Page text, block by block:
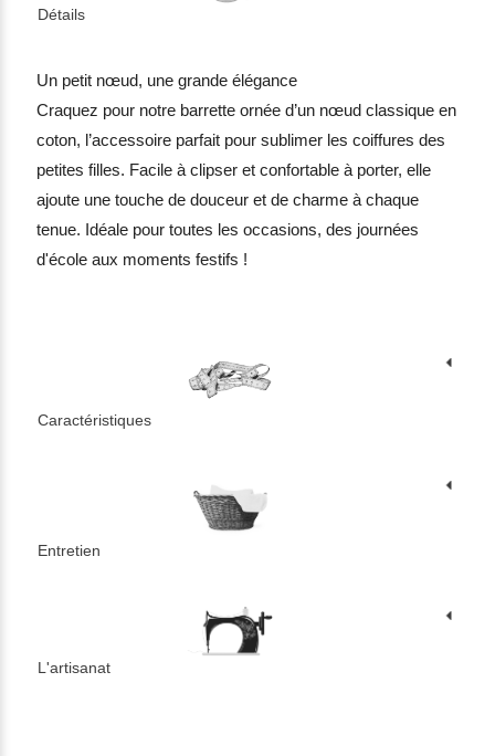
Détails
Un petit nœud, une grande élégance
Craquez pour notre barrette ornée d’un nœud classique en
coton, l’accessoire parfait pour sublimer les coiffures des
petites filles. Facile à clipser et confortable à porter, elle
ajoute une touche de douceur et de charme à chaque
tenue. Idéale pour toutes les occasions, des journées
d'école aux moments festifs !
Caractéristiques
Entretien
L'artisanat